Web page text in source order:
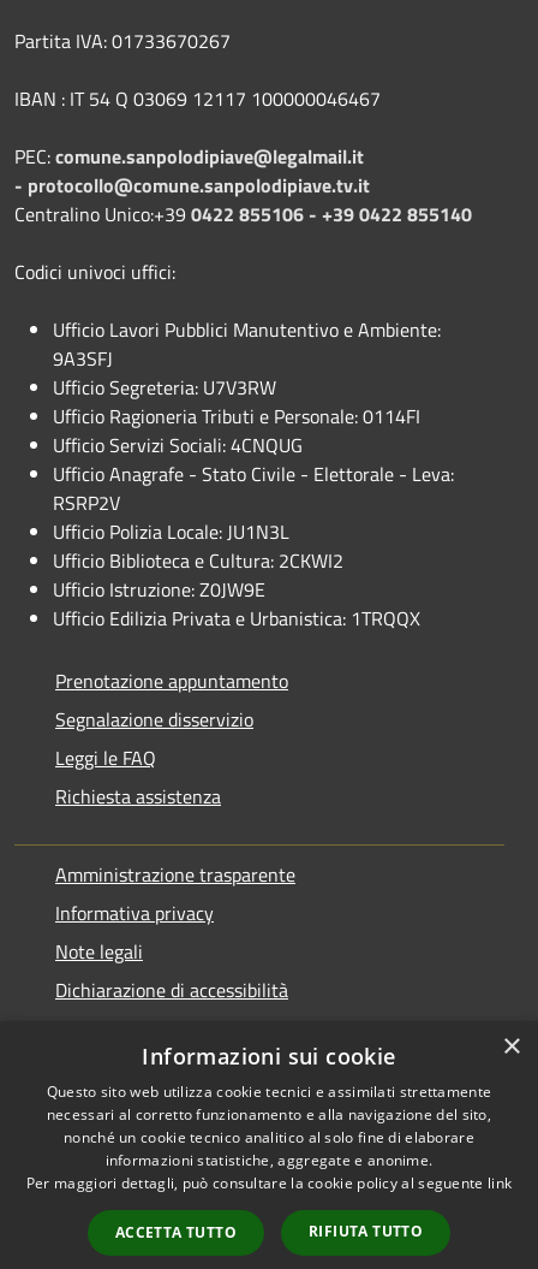
Partita IVA: 01733670267
IBAN : IT 54 Q 03069 12117 100000046467
PEC:comune.sanpolodipiave@legalmail.it
- protocollo@comune.sanpolodipiave.tv.it
Centralino Unico:+39 0422 855106 - +39 0422 855140
Codici univoci uffici:
Ufficio Lavori Pubblici Manutentivo e Ambiente:
9A3SFJ
Ufficio Segreteria: U7V3RW
Ufficio Ragioneria Tributi e Personale: 0114FI
Ufficio Servizi Sociali: 4CNQUG
Ufficio Anagrafe - Stato Civile - Elettorale - Leva:
RSRP2V
Ufficio Polizia Locale: JU1N3L
Ufficio Biblioteca e Cultura: 2CKWI2
Ufficio Istruzione: Z0JW9E
Ufficio Edilizia Privata e Urbanistica: 1TRQQX
Prenotazione appuntamento
Segnalazione disservizio
Leggi le FAQ
Richiesta assistenza
Amministrazione trasparente
Informativa privacy
Note legali
Dichiarazione di accessibilità
RSS
Accessibilità
Cookie
Mappa del sito
Agire per la cittadinanza
digitale
×
Informazioni sui cookie
Questo sito web utilizza cookie tecnici e assimilati strettamente
necessari al corretto funzionamento e alla navigazione del sito,
nonché un cookie tecnico analitico al solo fine di elaborare
informazioni statistiche, aggregate e anonime.
Per maggiori dettagli, può consultare la cookie policy al seguente link
ACCETTA TUTTO RIFIUTA TUTTO